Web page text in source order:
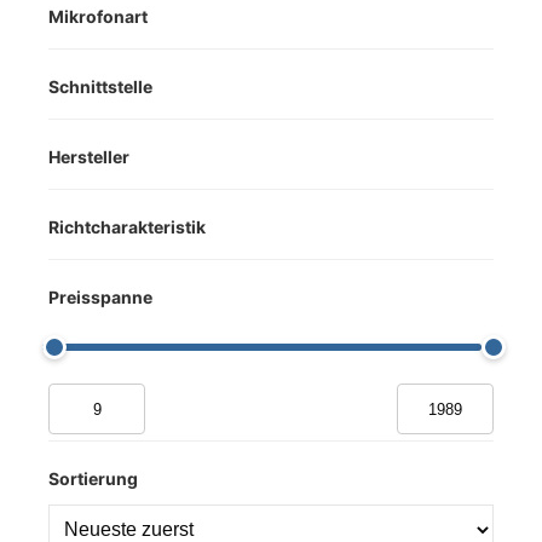
Karaoke
Livebühne
Smartphone
Streicher
Mikrofonart
Schnittstelle
Hersteller
Richtcharakteristik
Preisspanne
Sortierung